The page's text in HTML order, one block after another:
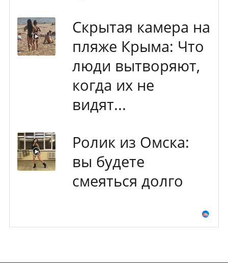
Скрытая камера на
пляже Крыма: Что
люди вытворяют,
когда их не
видят...
Ролик из Омска:
вы будете
смеяться долго